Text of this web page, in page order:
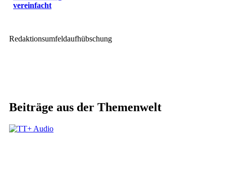
vereinfacht
Redaktionsumfeldaufhübschung
Beiträge aus der Themenwelt